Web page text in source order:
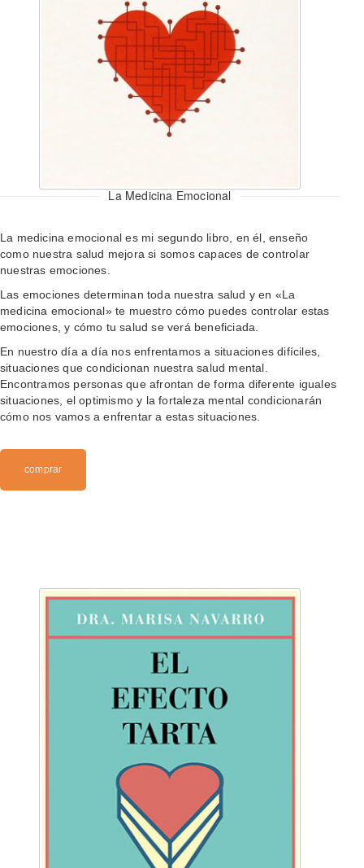
La Medicina Emocional
La medicina emocional es mi segundo libro, en él, enseño
como nuestra salud mejora si somos capaces de controlar
nuestras emociones.
Las emociones determinan toda nuestra salud y en «La
medicina emocional» te muestro cómo puedes controlar estas
emociones, y cómo tu salud se verá beneficiada.
En nuestro día a día nos enfrentamos a situaciones difíciles,
situaciones que condicionan nuestra salud mental.
Encontramos personas que afrontan de forma diferente iguales
situaciones, el optimismo y la fortaleza mental condicionarán
cómo nos vamos a enfrentar a estas situaciones.
comprar